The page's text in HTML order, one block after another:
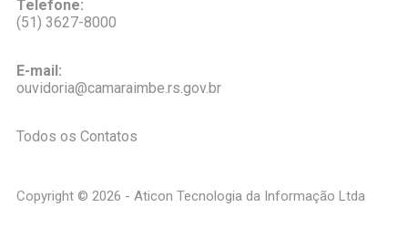
Telefone:
(51) 3627-8000
E-mail:
ouvidoria@camaraimbe.rs.gov.br
Todos os Contatos
Copyright © 2026 - Aticon Tecnologia da Informação Ltda